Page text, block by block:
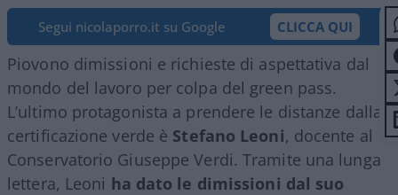
Segui nicolaporro.it su Google CLICCA QUI
Piovono dimissioni e richieste di aspettativa dal
mondo del lavoro per colpa del green pass.
L’ultimo protagonista a prendere le distanze dalla
certificazione verde è Stefano Leoni, docente al
Conservatorio Giuseppe Verdi. Tramite una lunga
lettera, Leoni ha dato le dimissioni dal suo